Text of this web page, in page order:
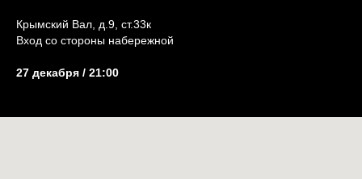
Крымский Вал, д.9, ст.33к
Вход со стороны набережной
27 декабря / 21:00